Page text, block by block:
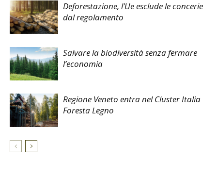
Deforestazione, l’Ue esclude le concerie
dal regolamento
Salvare la biodiversità senza fermare
l’economia
Regione Veneto entra nel Cluster Italia
Foresta Legno